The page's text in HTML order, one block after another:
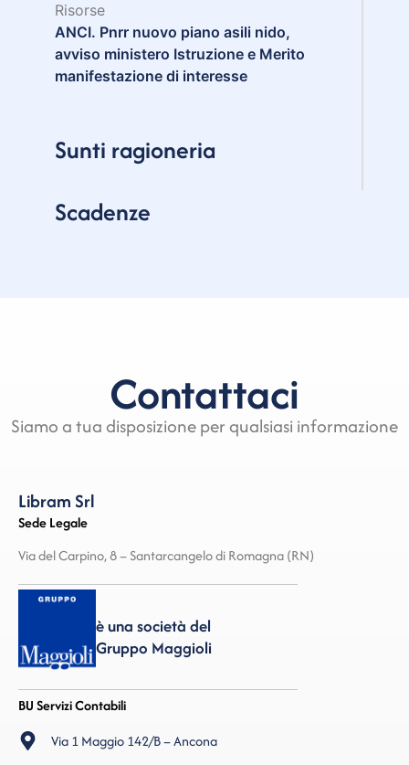
Risorse
ANCI. Pnrr nuovo piano asili nido,
avviso ministero Istruzione e Merito
manifestazione di interesse
Sunti ragioneria
Scadenze
Contattaci
Siamo a tua disposizione per qualsiasi informazione
Libram Srl
Sede Legale
Via del Carpino, 8 – Santarcangelo di Romagna (RN)
è una società del
Gruppo Maggioli
BU Servizi Contabili
Via 1 Maggio 142/B – Ancona